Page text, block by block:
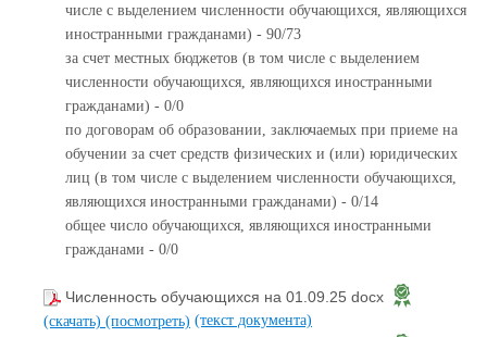
числе с выделением численности обучающихся, являющихся
иностранными гражданами) - 90/73
за счет местных бюджетов (в том числе с выделением
численности обучающихся, являющихся иностранными
гражданами) - 0/0
по договорам об образовании, заключаемых при приеме на
обучении за счет средств физических и (или) юридических
лиц (в том числе с выделением численности обучающихся,
являющихся иностранными гражданами) - 0/14
общее число обучающихся, являющихся иностранными
гражданами - 0/0
Численность обучающихся на 01.09.25 docx
(скачать) (посмотреть) (текст документа)